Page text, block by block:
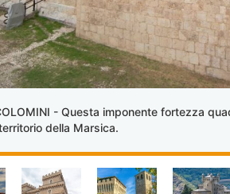
- Questa imponente fortezza
della Marsica.